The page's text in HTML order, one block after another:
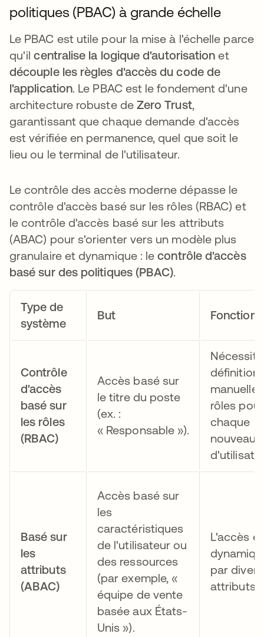
politiques (PBAC) à grande échelle
Le PBAC est utile pour la mise à l'échelle parce
qu'ilcentralise la logique d'autorisation et
découple les règles d'accès du code de
l'application. Le PBAC est le fondement d'une
architecture robuste de Zero Trust,
garantissant que chaque demande d'accès
est vérifiée en permanence, quel que soit le
lieu ou le terminal de l'utilisateur.
Le contrôle des accès moderne dépasse le
contrôle d'accès basé sur les rôles (RBAC) et
le contrôle d'accès basé sur les attributs
(ABAC) pour s'orienter vers un modèle plus
granulaire et dynamique : lecontrôle d'accès
basé sur des politiques (PBAC).
Type de
système
But
Contrôle
d'accès
basé sur
les rôles
(RBAC)
Accès basé sur
le titre du poste
(ex. :
« Responsable »).
définition
manuelle
rôles pour
chaque
nouveau
Basé sur
les
attributs
(ABAC)
Accès basé sur
les
caractéristiques
de l'utilisateur ou
des ressources
(par exemple, «
équipe de vente
basée aux États-
Unis »).
L'accès
par divers
attributs.